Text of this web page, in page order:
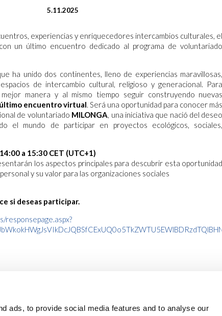
ads, to provide social media features and to analyse our
5.11.2025
experiencias y enriquecedores intercambios culturales, el
un último encuentro dedicado al programa de voluntariado
ha unido dos continentes, lleno de experiencias maravillosas,
de intercambio cultural, religioso y generacional. Para
manera y al mismo tiempo seguir construyendo nuevas
último encuentro virtual. Será una oportunidad para conocer más
de voluntariado MILONGA, una iniciativa que nació del deseo
el mundo de participar en proyectos ecológicos, sociales,
a 15:30 CET (UTC+1)
los aspectos principales para descubrir esta oportunidad
y su valor para las organizaciones sociales
si deseas participar.
responsepage.aspx?